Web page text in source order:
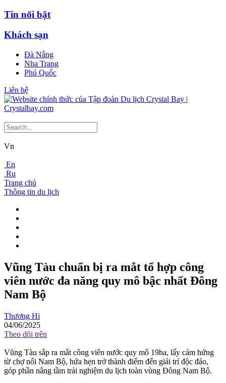
Tin nổi bật
Khách sạn
Đà Nẵng
Nha Trang
Phú Quốc
Liên hệ
Vn
En
Ru
Trang chủ
Thông tin du lịch
Vũng Tàu chuẩn bị ra mắt tổ hợp công
viên nước đa năng quy mô bậc nhất Đông
Nam Bộ
Thương Hi
04/06/2025
Theo dõi trên
Vũng Tàu sắp ra mắt công viên nước quy mô 19ha, lấy cảm hứng
từ chợ nổi Nam Bộ, hứa hẹn trở thành điểm đến giải trí độc đáo,
góp phần nâng tầm trải nghiệm du lịch toàn vùng Đông Nam Bộ.